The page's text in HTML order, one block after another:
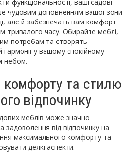
функціональності, ваші садові
чудовим доповненням вашої зони
але й забезпечать вам комфорт
тривалого часу. Обирайте меблі,
потребам та створять
у вашому спокійному
небом.
комфорту та стилю
відпочинку
меблів може значно
задоволення від відпочинку на
максимального комфорту та
деякі аспекти.